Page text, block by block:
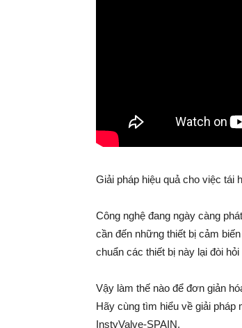
Giải pháp hiệu quả cho việc tái
Công nghệ đang ngày càng
cần đến những thiết bị cảm
chuẩn các thiết bị này lại đòi
Vậy làm thế nào để đơn giản
Hãy cùng tìm hiểu về giải pháp
InstyValve-SPAIN.